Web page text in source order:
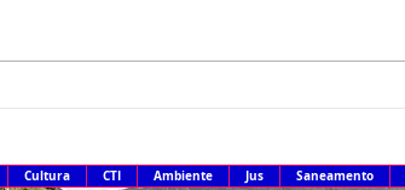
Famílias brasileiras perderam
2025
Cultura CTI Ambiente Jus Saneamento